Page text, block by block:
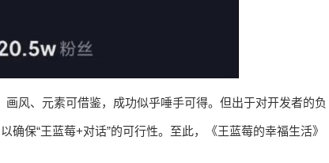
风、元素可借鉴，成功似乎唾手可得。但出于对开发者的负
保“王蓝莓+对话”的可行性。至此，《王蓝莓的幸福生活》